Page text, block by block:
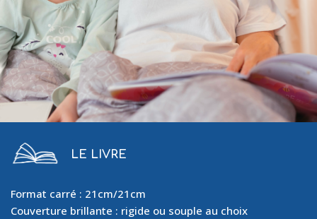
LE LIVRE
Format carré : 21cm/21cm
Couverture brillante : rigide ou souple au choix